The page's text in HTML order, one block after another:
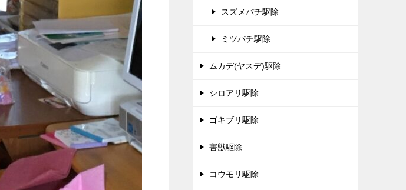
スズメバチ駆除
ミツバチ駆除
ムカデ(ヤスデ)駆除
シロアリ駆除
ゴキブリ駆除
害獣駆除
コウモリ駆除